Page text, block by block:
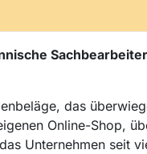
das
Online-Shop,
Unternehmen seit